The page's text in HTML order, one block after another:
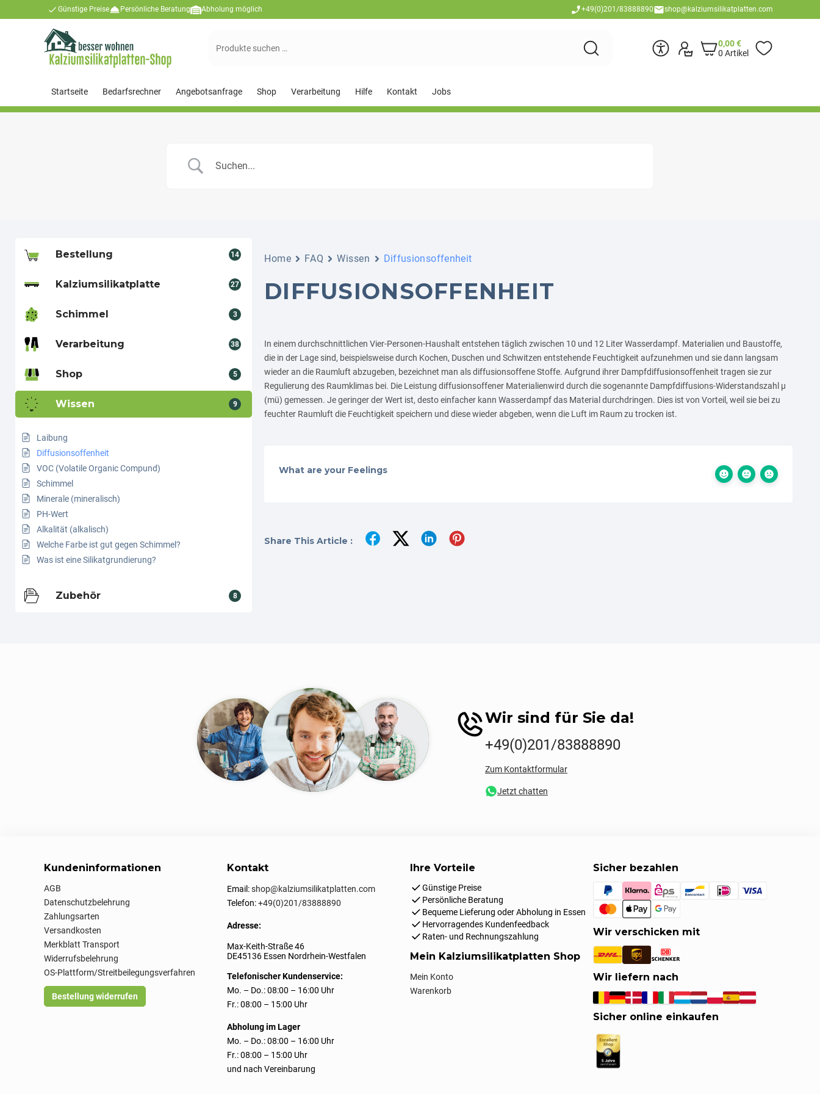
Günstige Preise Persönliche Beratung Abholung möglich +49(0)201/83888890 shop@kalziumsilikatplatten.com
0,00€
0 Artikel
Suchen
Startseite Bedarfsrechner Angebotsanfrage Shop Verarbeitung Hilfe Kontakt Jobs
Bestellung 14
Kalziumsilikatplatte 27
Schimmel 3
Verarbeitung 38
Shop 5
Wissen 9
Laibung
Diffusionsoffenheit
VOC (Volatile Organic Compund)
Schimmel
Minerale (mineralisch)
PH-Wert
Alkalität (alkalisch)
Welche Farbe ist gut gegen Schimmel?
Was ist eine Silikatgrundierung?
Zubehör 8
Home FAQ Wissen Diffusionsoffenheit
DIFFUSIONSOFFENHEIT
In einem durchschnittlichen Vier-Personen-Haushalt entstehen täglich zwischen 10 und 12 Liter Wasserdampf. Materialien und Baustoffe,
die in der Lage sind, beispielsweise durch Kochen, Duschen und Schwitzen entstehende Feuchtigkeit aufzunehmen und sie dann langsam
wieder an die Raumluft abzugeben, bezeichnet man als diffusionsoffene Stoffe. Aufgrund ihrer Dampfdiffusionsoffenheit tragen sie zur
Regulierung des Raumklimas bei. Die Leistung diffusionsoffener Materialienwird durch die sogenannte Dampfdiffusions-Widerstandszahl µ
(mü) gemessen. Je geringer der Wert ist, desto einfacher kann Wasserdampf das Material durchdringen. Dies ist von Vorteil, weil sie bei zu
feuchter Raumluft die Feuchtigkeit speichern und diese wieder abgeben, wenn die Luft im Raum zu trocken ist.
What are your Feelings
Share This Article :
Wir sind für Sie da!
+49(0)201/83888890
Zum Kontaktformular
Jetzt chatten
Kundeninformationen
AGB
Datenschutzbelehrung
Zahlungsarten
Versandkosten
Merkblatt Transport
Widerrufsbelehrung
OS-Plattform/Streitbeilegungsverfahren
Bestellung widerrufen
Kontakt
Email:shop@kalziumsilikatplatten.com
Telefon:+49(0)201/83888890
Adresse:
Max-Keith-Straße 46
DE45136 Essen Nordrhein-Westfalen
Telefonischer Kundenservice:
Mo. – Do.: 08:00 – 16:00 Uhr
Fr.: 08:00 – 15:00 Uhr
Abholung im Lager
Mo. – Do.: 08:00 – 16:00 Uhr
Fr.: 08:00 – 15:00 Uhr
und nach Vereinbarung
Ihre Vorteile
Günstige Preise
Persönliche Beratung
Bequeme Lieferung oder Abholung in Essen
Hervorragendes Kundenfeedback
Raten- und Rechnungszahlung
Mein Kalziumsilikatplatten Shop
Mein Konto
Warenkorb
Sicher bezahlen
Wir verschicken mit
Wir liefern nach
Sicher online einkaufen